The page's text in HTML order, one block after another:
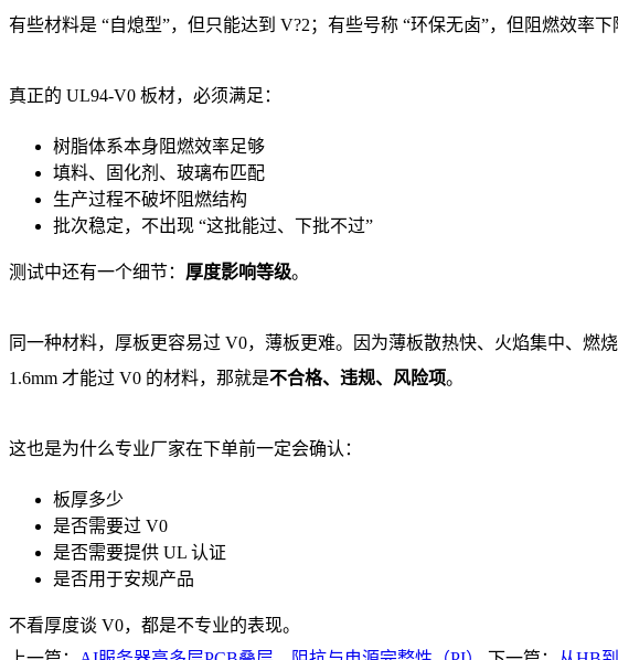
有些材料是 “自熄型”，但只能达到 V?2；有些号称 “环保无卤”，但阻燃效率
真正的 UL94-V0 板材，必须满足：
树脂体系本身阻燃效率足够
填料、固化剂、玻璃布匹配
生产过程不破坏阻燃结构
批次稳定，不出现 “这批能过、下批不过”
测试中还有一个细节： 厚度影响等级。
同一种材料，厚板更容易过 V0，薄板更难。因为薄板散热快、火焰集中、燃
1.6mm 才能过 V0 的材料，那就是不合格、违规、风险项。
这也是为什么专业厂家在下单前一定会确认：
板厚多少
是否需要过 V0
是否需要提供 UL 认证
是否用于安规产品
不看厚度谈 V0，都是不专业的表现。